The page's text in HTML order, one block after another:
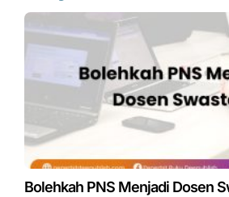
Bolehkah PNS Menjadi Dosen